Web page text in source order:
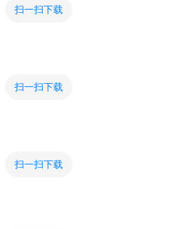
扫一扫下载
扫一扫下载
扫一扫下载